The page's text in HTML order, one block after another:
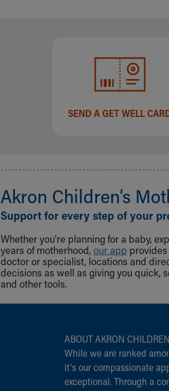
SEND A GET WELL
Akron Children‘s
Support for every step of your
Whether you're planning for a baby,
years of motherhood, our app
doctor or specialist, locations and
decisions as well as giving you quick,
and other tools.
ABOUT AKRON
While we are ranked
it‘s our compassionate
exceptional. Through a